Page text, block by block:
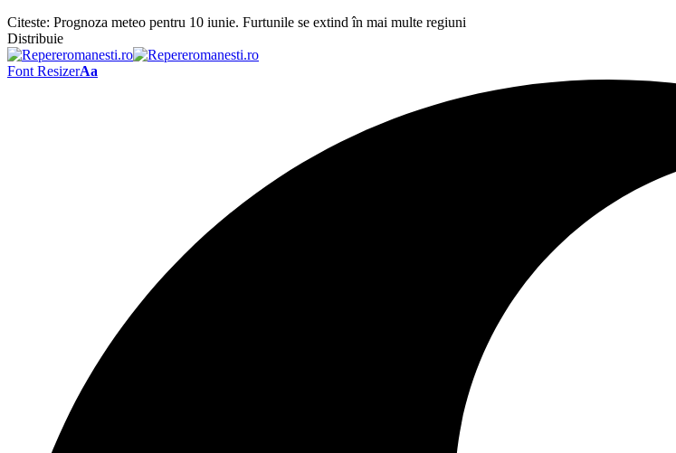
Citeste: Prognoza meteo pentru 10 iunie. Furtunile se extind în mai multe regiuni
Distribuie
Font ResizerAa